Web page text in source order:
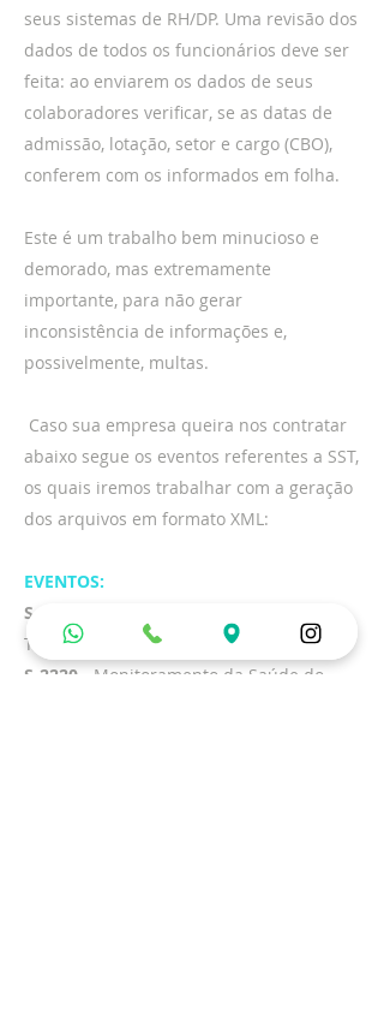
seus sistemas de RH/DP. Uma revisão dos
dados de todos os funcionários deve ser
feita: ao enviarem os dados de seus
colaboradores verificar, se as datas de
admissão, lotação, setor e cargo (CBO),
conferem com os informados em folha.
Este é um trabalho bem minucioso e
demorado, mas extremamente
importante, para não gerar
inconsistência de informações e,
possivelmente, multas.
Caso sua empresa queira nos contratar
abaixo segue os eventos referentes a SST,
os quais iremos trabalhar com a geração
dos arquivos em formato XML:
EVENTOS:
S-2210
Trabalho;
S-2220 - Monitoramento da Saúde do